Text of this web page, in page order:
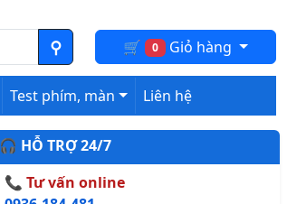
🛒 0 Giỏ hàng
Test phím, màn
Liên hệ
🎧 HỖ TRỢ 24/7
📞 Tư vấn online